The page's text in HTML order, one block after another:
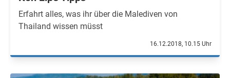
Erfahrt alles, was ihr über die Malediven von
Thailand wissen müsst
16.12.2018, 10.15 Uhr